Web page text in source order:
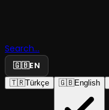
Search...
🇬🇧EN
🇹🇷Türkçe 🇬🇧English